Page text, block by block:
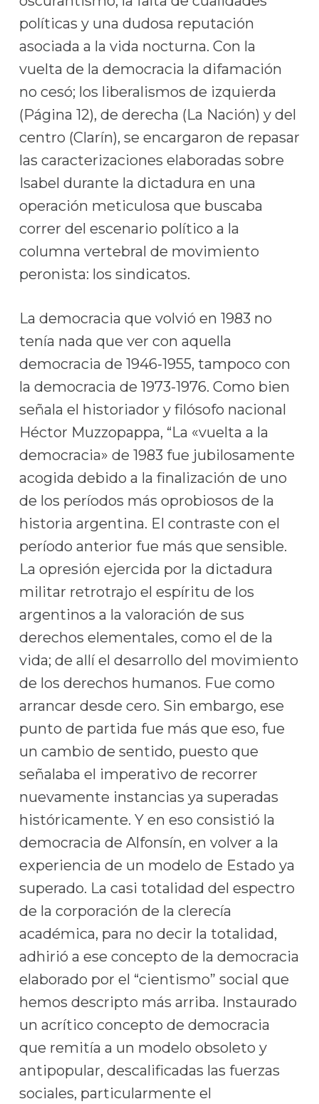
políticas y una dudosa reputación
asociada a la vida nocturna. Con la
vuelta de la democracia la difamación
no cesó; los liberalismos de izquierda
(Página 12), de derecha (La Nación) y del
centro (Clarín), se encargaron de repasar
las caracterizaciones elaboradas sobre
Isabel durante la dictadura en una
operación meticulosa que buscaba
correr del escenario político a la
columna vertebral de movimiento
peronista: los sindicatos.
La democracia que volvió en 1983 no
tenía nada que ver con aquella
democracia de 1946-1955, tampoco con
la democracia de 1973-1976. Como bien
señala el historiador y filósofo nacional
Héctor Muzzopappa, “La «vuelta a la
democracia» de 1983 fue jubilosamente
acogida debido a la finalización de uno
de los períodos más oprobiosos de la
historia argentina. El contraste con el
período anterior fue más que sensible.
La opresión ejercida por la dictadura
militar retrotrajo el espíritu de los
argentinos a la valoración de sus
derechos elementales, como el de la
vida; de allí el desarrollo del movimiento
de los derechos humanos. Fue como
arrancar desde cero. Sin embargo, ese
punto de partida fue más que eso, fue
un cambio de sentido, puesto que
señalaba el imperativo de recorrer
nuevamente instancias ya superadas
históricamente. Y en eso consistió la
democracia de Alfonsín, en volver a la
experiencia de un modelo de Estado ya
superado. La casi totalidad del espectro
de la corporación de la clerecía
académica, para no decir la totalidad,
adhirió a ese concepto de la democracia
elaborado por el “cientismo” social que
hemos descripto más arriba. Instaurado
un acrítico concepto de democracia
que remitía a un modelo obsoleto y
antipopular, descalificadas las fuerzas
sociales, particularmente el